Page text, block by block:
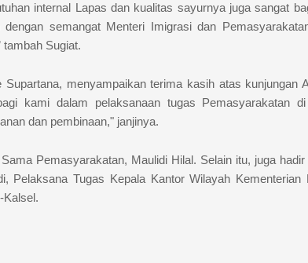
internal Lapas dan kualitas sayurnya juga sangat
semangat Menteri Imigrasi dan
Sugiat.
menyampaikan terima kasih atas kunjungan
kami dalam pelaksanaan tugas Pemasyarakatan
dan pembinaan," janjinya.
Pemasyarakatan, Maulidi Hilal. Selain itu, juga hadir
Pelaksana Tugas Kepala Kantor Wilayah Kementerian
Kalsel.